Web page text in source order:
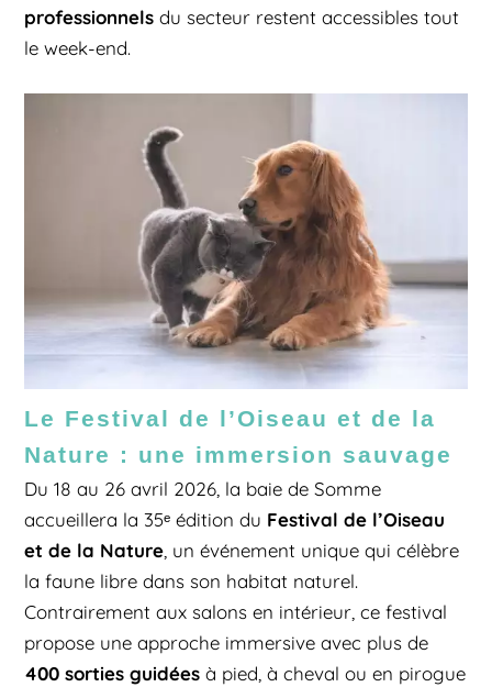
professionnels du secteur restent accessibles tout
le week-end.
Le Festival de l’Oiseau et de la
Nature : une immersion sauvage
Du 18 au 26 avril 2026, la baie de Somme
accueillera la 35ᵉ édition du Festival de l’Oiseau
et de la Nature , un événement unique qui célèbre
la faune libre dans son habitat naturel.
Contrairement aux salons en intérieur, ce festival
propose une approche immersive avec plus de
400 sorties guidées à pied, à cheval ou en pirogue